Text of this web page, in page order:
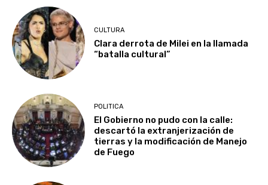
CULTURA
Clara derrota de Milei en la llamada
“batalla cultural”
POLITICA
El Gobierno no pudo con la calle:
descartó la extranjerización de
tierras y la modificación de Manejo
de Fuego